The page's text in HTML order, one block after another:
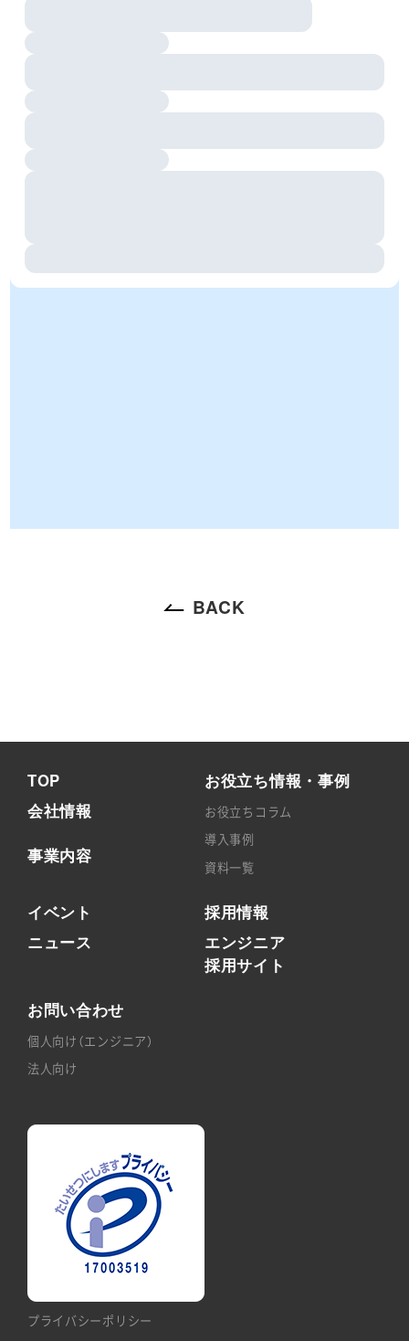
BACK
TOP
会社情報
事業内容
お役立ち情報・事例
お役立ちコラム
導入事例
資料一覧
イベント
ニュース
採用情報
エンジニア
採用サイト
お問い合わせ
個人向け（エンジニア）
法人向け
プライバシーポリシー